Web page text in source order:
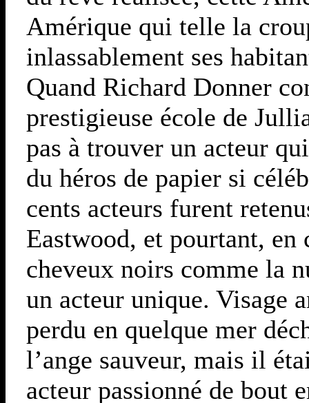
Amérique qui telle la
inlassablement ses
Quand Richard Donner
prestigieuse école de
pas à trouver un acteur
du héros de papier si
cents acteurs furent
Eastwood, et pourtant, en
cheveux noirs comme la
un acteur unique. Visage
perdu en quelque mer
l’ange sauveur, mais il
acteur passionné de bout